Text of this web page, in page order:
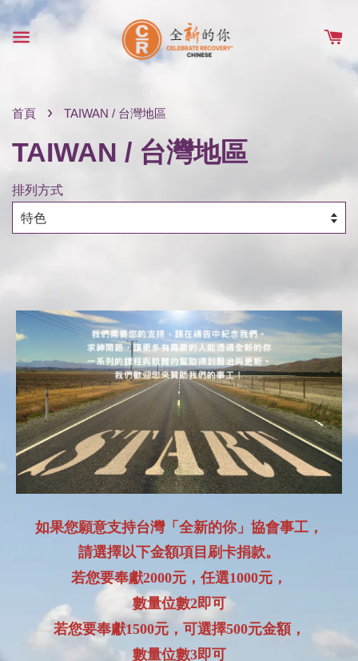
首頁 › TAIWAN / 台灣地區
TAIWAN / 台灣地區
排列方式
如果您願意支持台灣「全新的你」協會事工，
請選擇以下金額項目刷卡捐款。
若您要奉獻2000元，任選1000元，
數量位數2即可
若您要奉獻1500元，可選擇500元金額，
數量位數3即可